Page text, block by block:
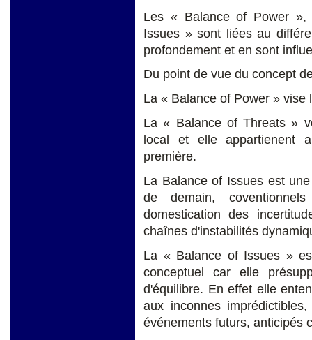
Les « Balance of Power
Issues » sont liées au
profondement et en sont
Du point de vue du concept
La « Balance of Power » vise
La « Balance of Threats »
local et elle appartienent
première.
La Balance of Issues est
de demain,
domestication des
chaînes d'instabilités
La « Balance of Issues »
conceptuel car elle
d'équilibre. En effet elle
aux inconnes
événements futurs, anticipés